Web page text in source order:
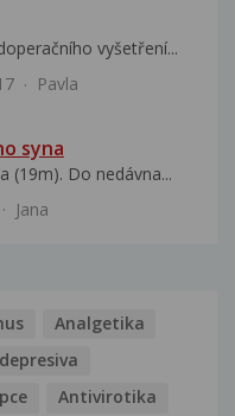
vyšetření...
Pavla
syna
(19m). Do nedávna...
Jana
Analgetika
Antivirotika